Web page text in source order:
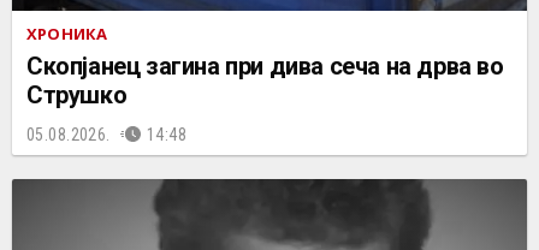
ХРОНИКА
Скопјанец загина при дива сеча на дрва во
Струшко
05.08.2026. 14:48